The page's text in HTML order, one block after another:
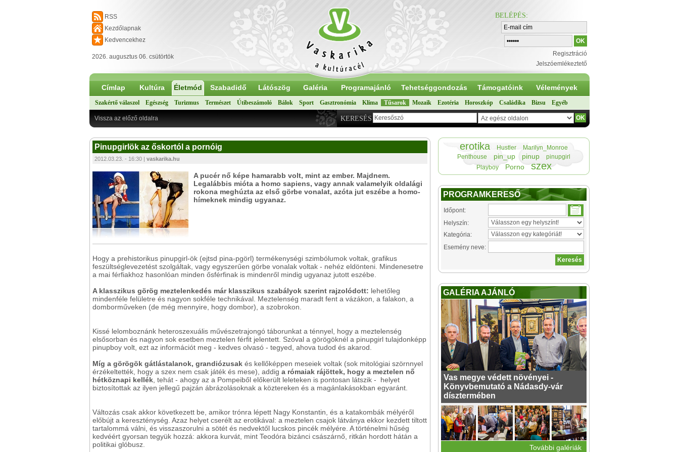
RSS
Kezdőlapnak
Kedvencekhez
2026. augusztus 06. csütörtök
BELÉPÉS:
Regisztráció
Jelszóemlékeztető
Címlap Kultúra Életmód Szabadidő Látószög Galéria Programajánló Tehetséggondozás Támogatóink Vélemények
Szakértő válaszol Egészség Turizmus Természet Útibeszámoló Bálok Sport Gasztronómia Klíma Tűsarok Mozaik Ezotéria Horoszkóp Családika Bizsu Egyéb
KERESÉS
Vissza az előző oldalra
Pinupgirlök az őskortól a pornóig
2012.03.23. - 16:30 | vaskarika.hu
A pucér nő képe hamarabb volt, mint az ember. Majdnem.
Legalábbis mióta a homo sapiens, vagy annak valamelyik oldalági
rokona meghúzta az első görbe vonalat, azóta jut eszébe a homo-
hímeknek mindig ugyanaz.
Hogy a prehistorikus pinupgirl-ök (ejtsd pina-pgörl) termékenységi szimbólumok voltak, grafikus
feszültséglevezetést szolgáltak, vagy egyszerűen görbe vonalak voltak - nehéz eldönteni. Mindenesetre
a mai férfiakhoz hasonlóan minden ősférfinak is mindenről mindig ugyanaz jutott eszébe.
A klasszikus görög meztelenkedés már klasszikus szabályok szerint rajzolódott: lehetőleg
mindenféle felületre és nagyon sokféle technikával. Meztelenség maradt fent a vázákon, a falakon, a
domborműveken (de még mennyire, hogy dombor), a szobrokon.
Kissé lelomboznánk heteroszexuális művészetrajongó táborunkat a ténnyel, hogy a meztelenség
elsősorban és nagyon sok esetben meztelen férfit jelentett. Szóval a görögöknél a pinupgirl tulajdonképp
pinupboy volt, ezt az információt meg - kedves olvasó - tegyed, ahova tudod és akarod.
Míg a görögök gátlástalanok, grandiózusak és kellőképpen meseiek voltak (sok mitológiai szörnnyel
érzékeltették, hogy a szex nem csak játék és mese), addig a rómaiak rájöttek, hogy a meztelen nő
hétköznapi kellék , tehát - ahogy az a Pompeiből előkerült leleteken is pontosan látszik - helyet
biztosítottak az ilyen jellegű pajzán ábrázolásoknak a köztereken és a magánlakásokban egyaránt.
Változás csak akkor következett be, amikor trónra lépett Nagy Konstantin, és a katakombák mélyéről
előbújt a kereszténység. Azaz helyet cserélt az erotikával: a meztelen csajok látványa ekkor kezdett tiltott
tartalommá válni, és visszaszorulni a sötét és nedvektől lucskos pincék mélyére. A történelmi hűség
kedvéért gyorsan tegyük hozzá: akkora kurvát, mint Teodóra bizánci császárnő, ritkán hordott hátán a
politikai glóbusz.
erotika Hustler
Marilyn_Monroe
Penthouse
pin_up pinup
pinupgirl
Playboy
Porno szex
PROGRAMKERESŐ
Időpont:
Helyszín:
Kategória:
Esemény neve:
GALÉRIA AJÁNLÓ
Vas megye védett növényei -
Könyvbemutató a Nádasdy-vár
dísztermében
További galériák